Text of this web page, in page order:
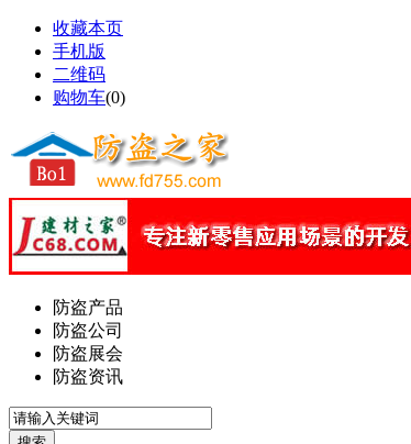
收藏本页
手机版
二维码
购物车(0)
防盗产品
防盗公司
防盗展会
防盗资讯